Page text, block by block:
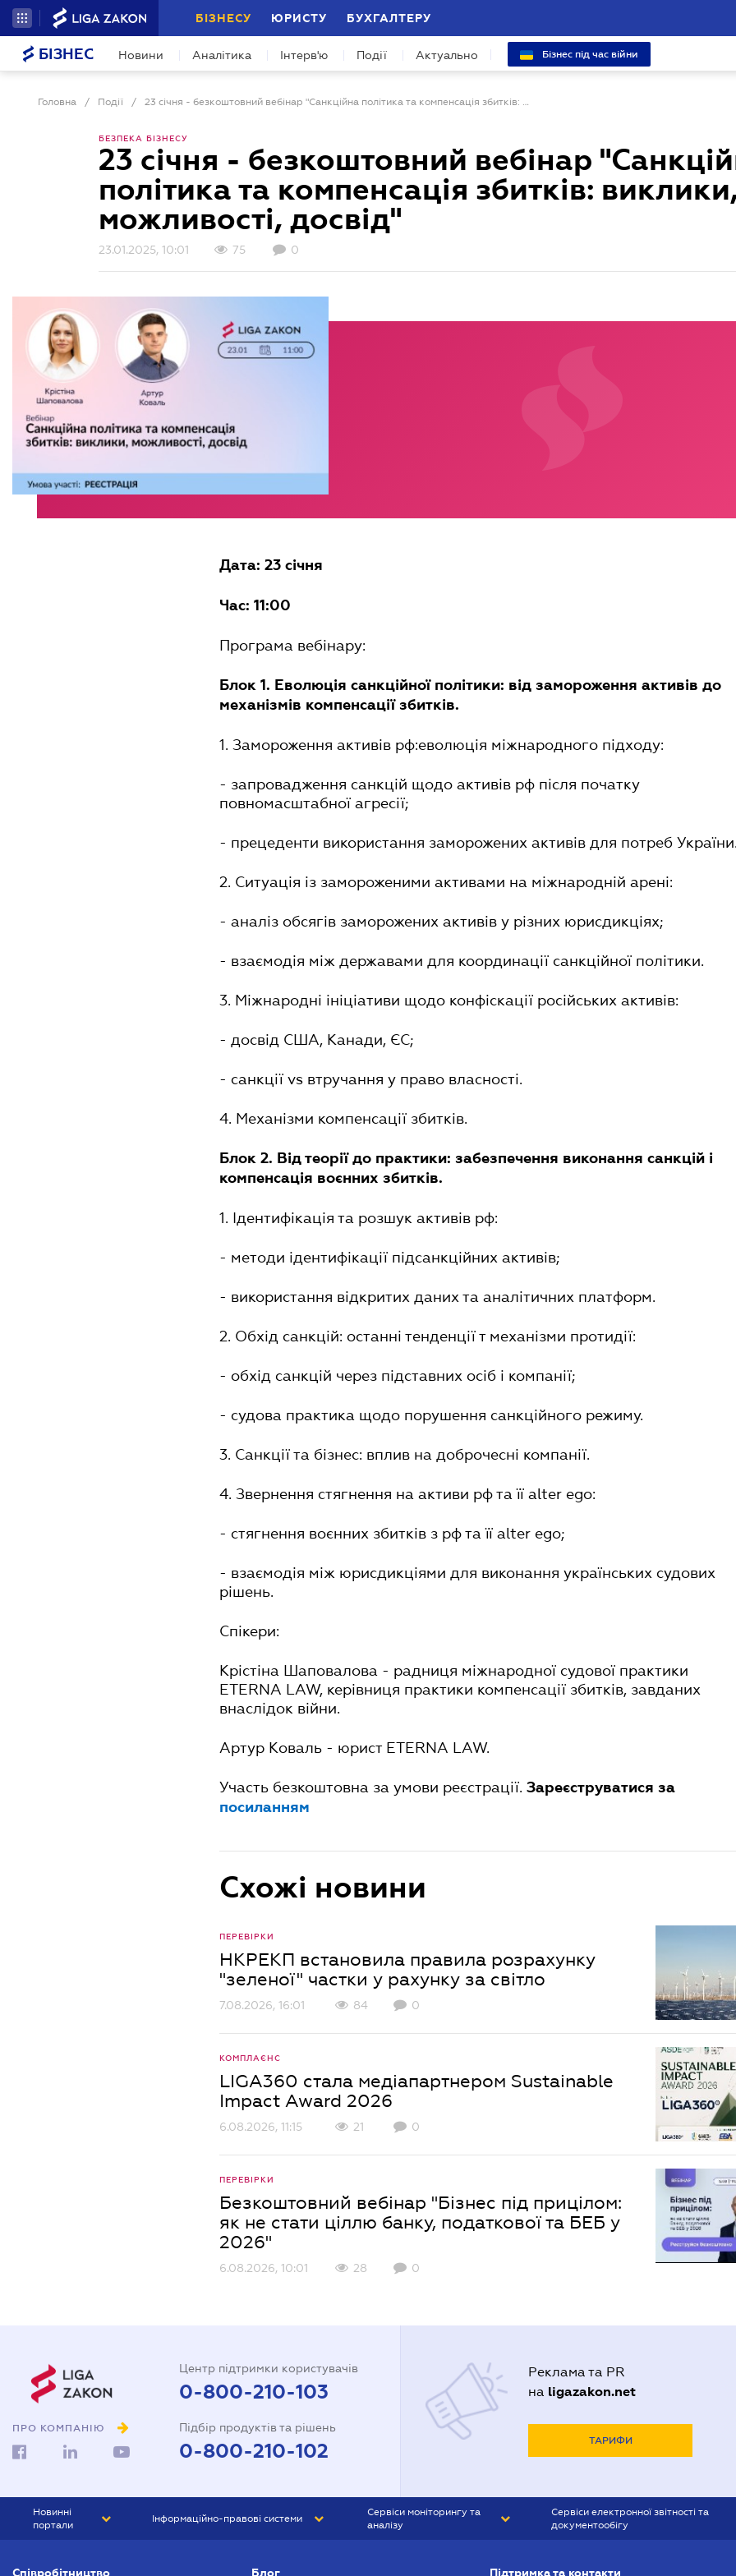
БІЗНЕСУ ЮРИСТУ БУХГАЛТЕРУ
БІЗНЕС Новини Аналітика Інтерв'ю Події Актуально Бізнес під час війни
Головна / Події / 23 січня - безкоштовний вебінар "Санкційна політика та компенсація збитків: виклики, можливості, досвід"
БЕЗПЕКА БІЗНЕСУ
23 січня - безкоштовний вебінар
політика та компенсація збитків:
можливості, досвід"
23.01.2025, 10:01 75 0
Дата: 23 січня
Час: 11:00
Програма вебінару:
Блок 1. Еволюція санкційної політики: від замороження активів до
механізмів компенсації збитків.
1. Замороження активів рф:еволюція міжнародного підходу:
- запровадження санкцій щодо активів рф після початку
повномасштабної агресії;
- прецеденти використання заморожених активів для потреб України.
2. Ситуація із замороженими активами на міжнародній арені:
- аналіз обсягів заморожених активів у різних юрисдикціях;
- взаємодія між державами для координації санкційної політики.
3. Міжнародні ініціативи щодо конфіскації російських активів:
- досвід США, Канади, ЄС;
- санкції vs втручання у право власності.
4. Механізми компенсації збитків.
Блок 2. Від теорії до практики: забезпечення виконання санкцій і
компенсація воєнних збитків.
1. Ідентифікація та розшук активів рф:
- методи ідентифікації підсанкційних активів;
- використання відкритих даних та аналітичних платформ.
2. Обхід санкцій: останні тенденції т механізми протидії:
- обхід санкцій через підставних осіб і компанії;
- судова практика щодо порушення санкційного режиму.
3. Санкції та бізнес: вплив на доброчесні компанії.
4. Звернення стягнення на активи рф та її alter ego:
- стягнення воєнних збитків з рф та її alter ego;
- взаємодія між юрисдикціями для виконання українських судових
рішень.
Спікери:
Крістіна Шаповалова - радниця міжнародної судової практики
ETERNA LAW, керівниця практики компенсації збитків, завданих
внаслідок війни.
Артур Коваль - юрист ETERNA LAW.
Участь безкоштовна за умови реєстрації. Зареєструватися за
посиланням
Схожі новини
ПЕРЕВІРКИ
НКРЕКП встановила правила розрахунку
"зеленої" частки у рахунку за світло
7.08.2026, 16:01 84 0
КОМПЛАЄНС
LIGA360 стала медіапартнером Sustainable
Impact Award 2026
6.08.2026, 11:15 21 0
ПЕРЕВІРКИ
Безкоштовний вебінар "Бізнес під прицілом:
як не стати ціллю банку, податкової та БЕБ у
2026"
6.08.2026, 10:01 28 0
ПРО КОМПАНІЮ
Центр підтримки користувачів
0-800-210-103
Підбір продуктів та рішень
0-800-210-102
Реклама та PR
на ligazakon.net
ТАРИФИ
Новинні
портали
Інформаційно-правові системи
Сервіси моніторингу та
аналізу
Сервіси електронної звітності та
документообігу
Співробітництво Блог Підтримка та контакти